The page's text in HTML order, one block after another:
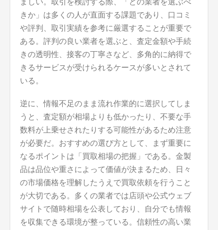
ましい。取引を検討する際、「どの業者を選ぶべ
きか」は多くの人が直面する課題であり、口コミ
や評判、取引実績を参考に厳選することが重要で
ある。評判の良い業者を選ぶと、査定金額や手続
きの透明性、接客の丁寧さなど、多角的に納得で
きるサービスが受けられるケースが多いとされて
いる。
逆に、情報不足のまま流れ作業的に選択してしま
うと、査定額が相場よりも低かったり、不要な手
数料が上乗せされたりする可能性があるため注意
が必要だ。おすすめの選び方として、まず重要に
なるポイントは「買取相場の把握」である。金製
品は品位や重さによって価値が決まるため、日々
の市場価格を理解したうえで買取依頼を行うこと
が大切である。多くの業者では店頭や公式ウェブ
サイトで随時相場を公表しており、自分でも情報
を収集できる環境が整っている。信頼性の高い業